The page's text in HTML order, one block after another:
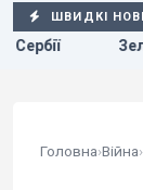
ШВИДКІ
Головна›Війна›